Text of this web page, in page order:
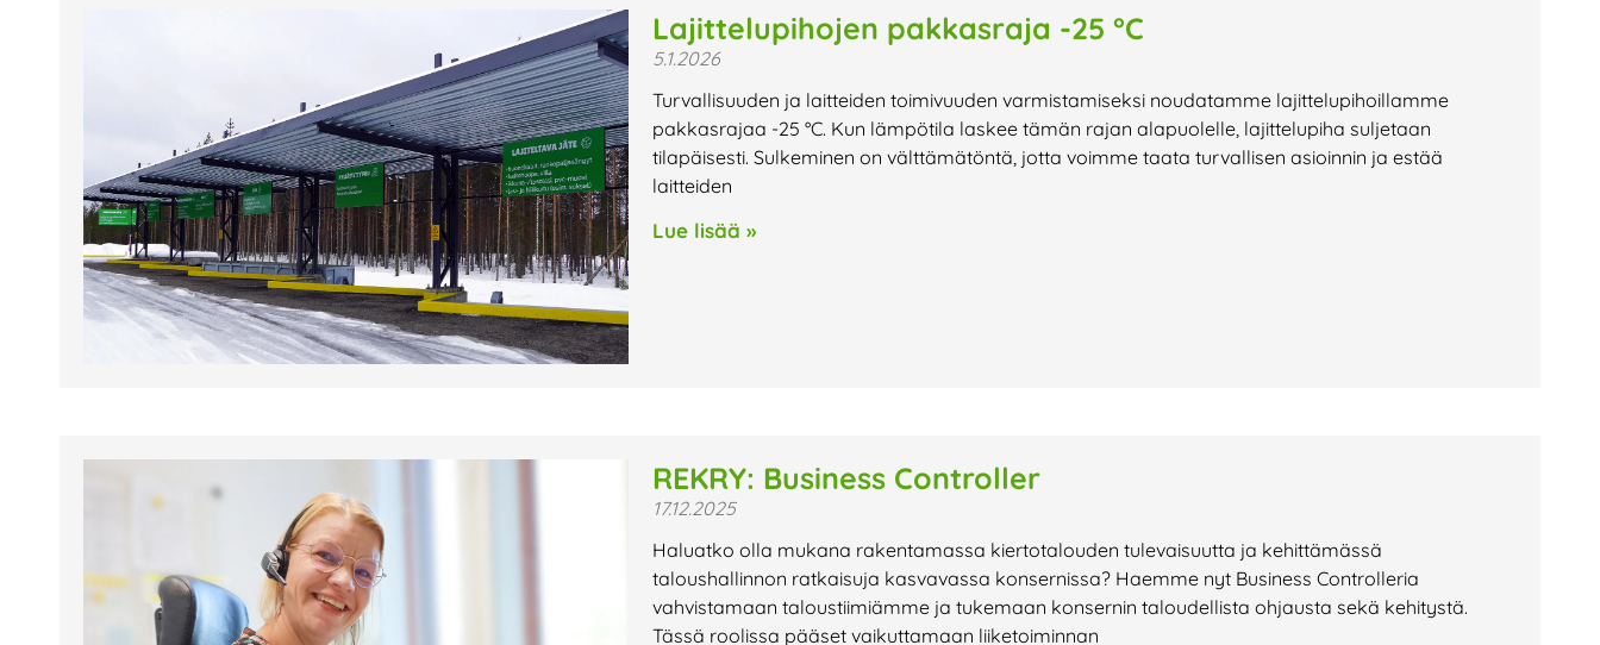
Lajittelupihojen pakkasraja -25 °C
5.1.2026
Turvallisuuden ja laitteiden toimivuuden varmistamiseksi noudatamme lajittelupihoillamme
pakkasrajaa -25 °C. Kun lämpötila laskee tämän rajan alapuolelle, lajittelupiha suljetaan
tilapäisesti. Sulkeminen on välttämätöntä, jotta voimme taata turvallisen asioinnin ja estää
laitteiden
Lue lisää »
REKRY: Business Controller
17.12.2025
Haluatko olla mukana rakentamassa kiertotalouden tulevaisuutta ja kehittämässä
taloushallinnon ratkaisuja kasvavassa konsernissa? Haemme nyt Business Controlleria
vahvistamaan taloustiimiämme ja tukemaan konsernin taloudellista ohjausta sekä kehitystä.
Tässä roolissa pääset vaikuttamaan liiketoiminnan